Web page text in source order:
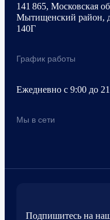
141 865, Московская
Мытищенский район,
140Г
График работы
Ежедневно с 9:00 до
Мы в сети
Подпишитесь на